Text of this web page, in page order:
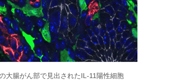
大腸がん部で見出されたIL-11陽性細胞